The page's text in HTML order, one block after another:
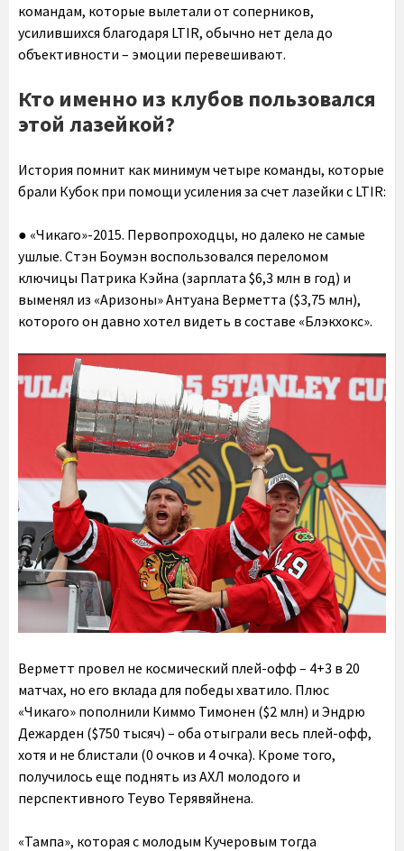
командам, которые вылетали от соперников,
усилившихся благодаря LTIR, обычно нет дела до
объективности – эмоции перевешивают.
Кто именно из клубов пользовался
этой лазейкой?
История помнит как минимум четыре команды, которые
брали Кубок при помощи усиления за счет лазейки с LTIR:
● «Чикаго»-2015. Первопроходцы, но далеко не самые
ушлые. Стэн Боумэн воспользовался переломом
ключицы Патрика Кэйна (зарплата $6,3 млн в год) и
выменял из «Аризоны» Антуана Верметта ($3,75 млн),
которого он давно хотел видеть в составе «Блэкхокс».
Верметт провел не космический плей-офф – 4+3 в 20
матчах, но его вклада для победы хватило. Плюс
«Чикаго» пополнили Киммо Тимонен ($2 млн) и Эндрю
Дежарден ($750 тысяч) – оба отыграли весь плей-офф,
хотя и не блистали (0 очков и 4 очка). Кроме того,
получилось еще поднять из АХЛ молодого и
перспективного Теуво Терявяйнена.
«Тампа», которая с молодым Кучеровым тогда